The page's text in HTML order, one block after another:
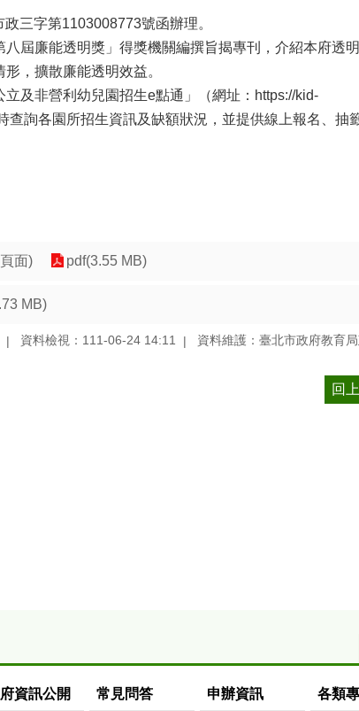
三字第1103008773號函辦理。
屆廉能透明獎」得獎機關編撰旨揭專刊，介紹本府透
，擴散廉能透明效益。
及非營利幼兒園招生e點通」（網址：https://kid-
查詢各園所招生資訊及缺額狀況，並提供線上報名、抽
面) pdf(3.55 MB)
MB)
資料檢視：111-06-24 14:11 資料維護：臺北市政府教育
回
資訊公開 常見問答 申辦資訊 各類